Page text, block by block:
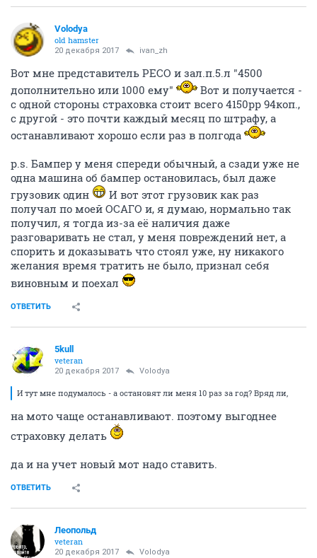
Volodya
old hamster
20 декабря 2017 ivаn_zh
Вот мне представитель РЕСО и зал.п.5.л "4500
дополнительно или 1000 ему"
Вот и получается -
с одной стороны страховка стоит всего 4150рр 94коп.,
с другой - это почти каждый месяц по штрафу, а
останавливают хорошо если раз в полгода
p.s. Бампер у меня спереди обычный, а сзади уже не
одна машина об бампер остановилась, был даже
грузовик один
И вот этот грузовик как раз
получал по моей ОСАГО и, я думаю, нормально так
получил, я тогда из-за её наличия даже
разговаривать не стал, у меня повреждений нет, а
спорить и доказывать что стоял уже, ну никакого
желания время тратить не было, признал себя
виновным и поехал
ОТВЕТИТЬ
5kull
veteran
20 декабря 2017 Volodya
И тут мне подумалось - а остановят ли меня 10 раз за год? Вряд ли,
на мото чаще останавливают. поэтому выгоднее
страховку делать
да и на учет новый мот надо ставить.
ОТВЕТИТЬ
Леопольд
veteran
20 декабря 2017 Volodya